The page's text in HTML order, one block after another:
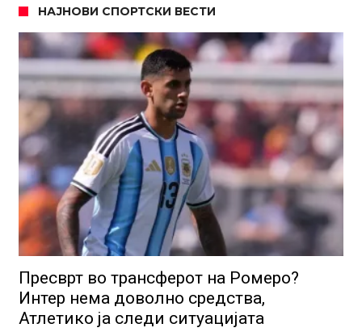
НАЈНОВИ СПОРТСКИ ВЕСТИ
Пресврт во трансферот на Ромеро?
Интер нема доволно средства,
Атлетико ја следи ситуацијата